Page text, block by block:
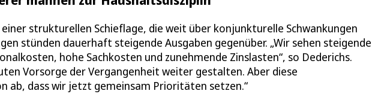
strukturellen Schieflage, die weit über konjunkturelle Schwankungen
stünden dauerhaft steigende Ausgaben gegenüber. „Wir sehen steigende
hohe Sachkosten und zunehmende Zinslasten“, so Dederichs.
Vorsorge der Vergangenheit weiter gestalten. Aber diese
ab, dass wir jetzt gemeinsam Prioritäten setzen.“